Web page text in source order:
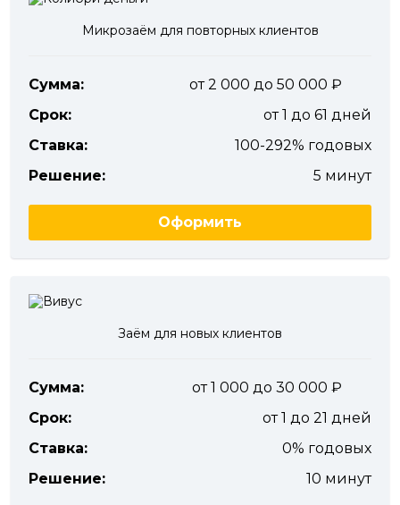
Микрозаём для повторных клиентов
Сумма:
от 2 000 до 50 000
Срок:
от 1 до 61 дней
Ставка:
100-292% годовых
Решение:
5 минут
Оформить
Заём для новых клиентов
Сумма:
от 1 000 до 30 000
Срок:
от 1 до 21 дней
Ставка:
0% годовых
Решение:
10 минут